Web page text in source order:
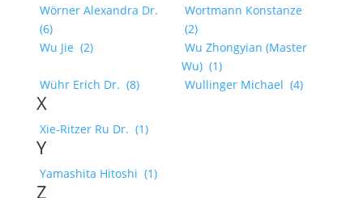
Wörner Alexandra Dr.
(6)
Wortmann Konstanze
(2)
Wu Jie (2)
Wu Zhongyian (Master
Wu) (1)
Wühr Erich Dr. (8) Wullinger Michael (4)
X
Xie-Ritzer Ru Dr. (1)
Y
Yamashita Hitoshi (1)
Z